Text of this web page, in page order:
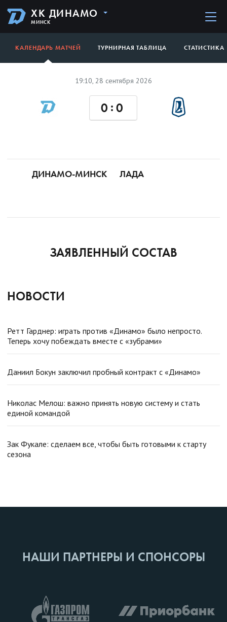
ХК ДИНАМО
МИНСК
КАЛЕНДАРЬ МАТЧЕЙ ТУРНИРНАЯ ТАБЛИЦА СТАТИСТИКА
19:10, 28 сентября 2026
ДИНАМО-МИНСК
0 :0
ЛАДА
ЗАЯВЛЕННЫЙ СОСТАВ
НОВОСТИ
Ретт Гарднер: играть против «Динамо» было непросто.
Теперь хочу побеждать вместе с «зубрами»
Даниил Бокун заключил пробный контракт с «Динамо»
Николас Мелош: важно принять новую систему и стать
единой командой
Зак Фукале: сделаем все, чтобы быть готовыми к старту
сезона
НАШИ ПАРТНЕРЫ И СПОНСОРЫ